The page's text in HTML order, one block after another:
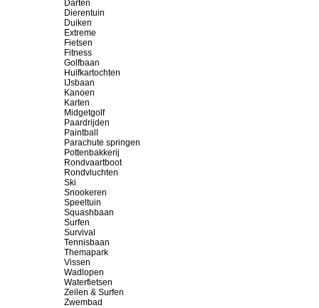
Darten
Dierentuin
Duiken
Extreme
Fietsen
Fitness
Golfbaan
Huifkartochten
IJsbaan
Kanoen
Karten
Midgetgolf
Paardrijden
Paintball
Parachute springen
Pottenbakkerij
Rondvaartboot
Rondvluchten
Ski
Snookeren
Speeltuin
Squashbaan
Surfen
Survival
Tennisbaan
Themapark
Vissen
Wadlopen
Waterfietsen
Zeilen & Surfen
Zwembad